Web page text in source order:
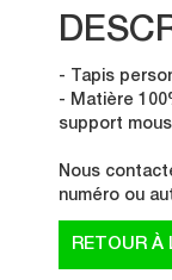
- Tapis
- Matière
support
Nous
numéro ou